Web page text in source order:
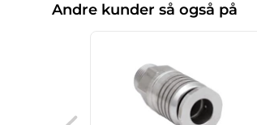
Andre kunder så også på